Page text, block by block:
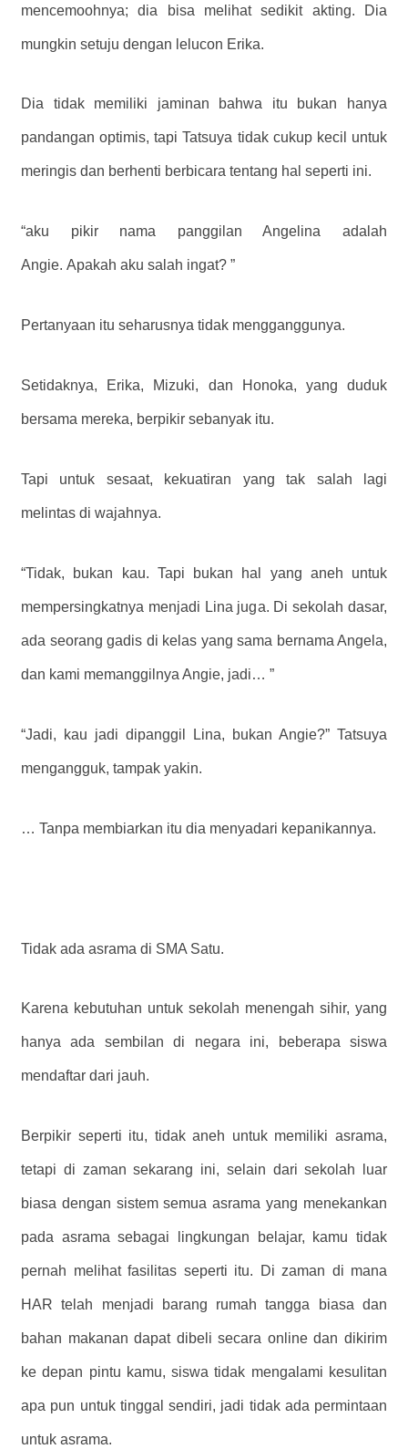
mencemoohnya; dia bisa melihat sedikit akting. Dia
mungkin setuju dengan lelucon Erika.
Dia tidak memiliki jaminan bahwa itu bukan hanya
pandangan optimis, tapi Tatsuya tidak cukup kecil untuk
meringis dan berhenti berbicara tentang hal seperti ini.
“aku pikir nama panggilan Angelina adalah
Angie. Apakah aku salah ingat? ”
Pertanyaan itu seharusnya tidak mengganggunya.
Setidaknya, Erika, Mizuki, dan Honoka, yang duduk
bersama mereka, berpikir sebanyak itu.
Tapi untuk sesaat, kekuatiran yang tak salah lagi
melintas di wajahnya.
“Tidak, bukan kau. Tapi bukan hal yang aneh untuk
mempersingkatnya menjadi Lina juga. Di sekolah dasar,
ada seorang gadis di kelas yang sama bernama Angela,
dan kami memanggilnya Angie, jadi… ”
“Jadi, kau jadi dipanggil Lina, bukan Angie?” Tatsuya
mengangguk, tampak yakin.
… Tanpa membiarkan itu dia menyadari kepanikannya.
Tidak ada asrama di SMA Satu.
Karena kebutuhan untuk sekolah menengah sihir, yang
hanya ada sembilan di negara ini, beberapa siswa
mendaftar dari jauh.
Berpikir seperti itu, tidak aneh untuk memiliki asrama,
tetapi di zaman sekarang ini, selain dari sekolah luar
biasa dengan sistem semua asrama yang menekankan
pada asrama sebagai lingkungan belajar, kamu tidak
pernah melihat fasilitas seperti itu. Di zaman di mana
HAR telah menjadi barang rumah tangga biasa dan
bahan makanan dapat dibeli secara online dan dikirim
ke depan pintu kamu, siswa tidak mengalami kesulitan
apa pun untuk tinggal sendiri, jadi tidak ada permintaan
untuk asrama.